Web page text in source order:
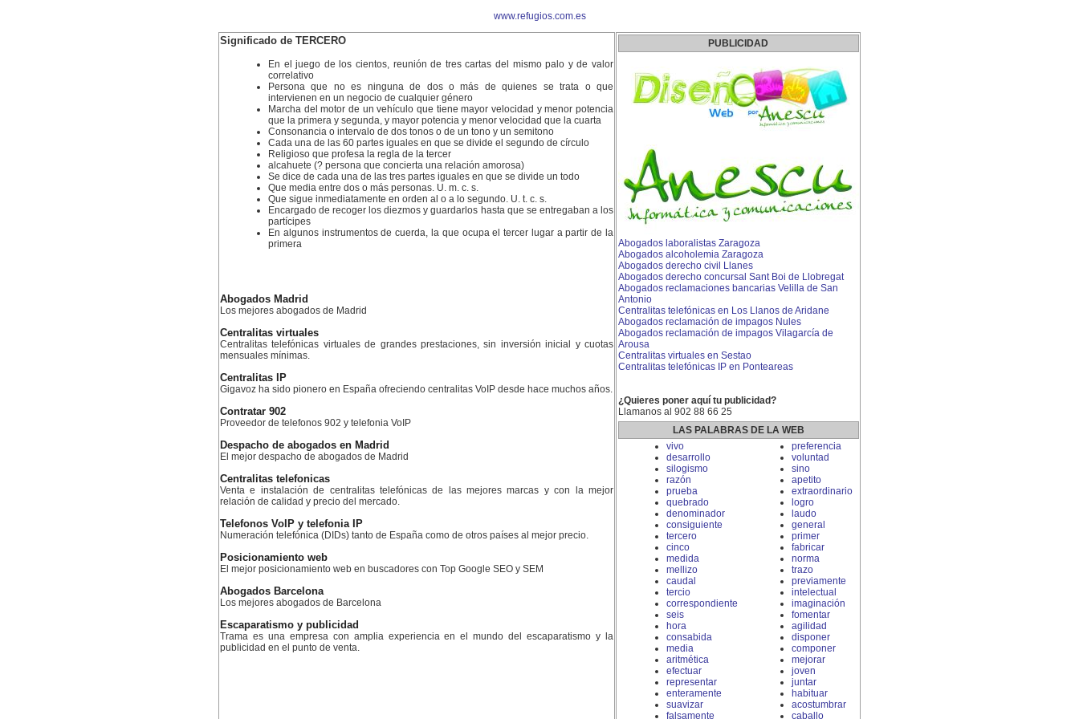
www.refugios.com.es
Significado de TERCERO
En el juego de los cientos, reunión de tres cartas del mismo palo y de valor
correlativo
Persona que no es ninguna de dos o más de quienes se trata o que
intervienen en un negocio de cualquier género
Marcha del motor de un vehículo que tiene mayor velocidad y menor potencia
que la primera y segunda, y mayor potencia y menor velocidad que la cuarta
Consonancia o intervalo de dos tonos o de un tono y un semitono
Cada una de las 60 partes iguales en que se divide el segundo de círculo
Religioso que profesa la regla de la tercer
alcahuete (? persona que concierta una relación amorosa)
Se dice de cada una de las tres partes iguales en que se divide un todo
Que media entre dos o más personas. U. m. c. s.
Que sigue inmediatamente en orden al o a lo segundo. U. t. c. s.
Encargado de recoger los diezmos y guardarlos hasta que se entregaban a los
partícipes
En algunos instrumentos de cuerda, la que ocupa el tercer lugar a partir de la
primera
Abogados Madrid
Los mejores abogados de Madrid
Centralitas virtuales
Centralitas telefónicas virtuales de grandes prestaciones, sin inversión inicial y cuotas
mensuales mínimas.
Centralitas IP
Gigavoz ha sido pionero en España ofreciendo centralitas VoIP desde hace muchos años.
Contratar 902
Proveedor de telefonos 902 y telefonia VoIP
Despacho de abogados en Madrid
El mejor despacho de abogados de Madrid
Centralitas telefonicas
Venta e instalación de centralitas telefónicas de las mejores marcas y con la mejor
relación de calidad y precio del mercado.
Telefonos VoIP y telefonia IP
Numeración telefónica (DIDs) tanto de España como de otros países al mejor precio.
Posicionamiento web
El mejor posicionamiento web en buscadores con Top Google SEO y SEM
Abogados Barcelona
Los mejores abogados de Barcelona
Escaparatismo y publicidad
Trama es una empresa con amplia experiencia en el mundo del escaparatismo y la
publicidad en el punto de venta.
PUBLICIDAD
Abogados laboralistas Zaragoza
Abogados alcoholemia Zaragoza
Abogados derecho civil Llanes
Abogados derecho concursal Sant Boi de Llobregat
Abogados reclamaciones bancarias Velilla de San
Antonio
Centralitas telefónicas en Los Llanos de Aridane
Abogados reclamación de impagos Nules
Abogados reclamación de impagos Vilagarcía de
Arousa
Centralitas virtuales en Sestao
Centralitas telefónicas IP en Ponteareas
¿Quieres poner aquí tu publicidad?
Llamanos al 902 88 66 25
LAS PALABRAS DE LA WEB
vivo
desarrollo
silogismo
razón
prueba
quebrado
denominador
consiguiente
tercero
cinco
medida
mellizo
caudal
tercio
correspondiente
seis
hora
consabida
media
aritmética
efectuar
representar
enteramente
suavizar
falsamente
preferencia
voluntad
sino
apetito
extraordinario
logro
laudo
general
primer
fabricar
norma
trazo
previamente
intelectual
imaginación
fomentar
agilidad
disponer
componer
mejorar
joven
juntar
habituar
acostumbrar
caballo